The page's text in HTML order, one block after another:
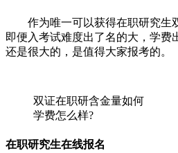
作为唯一可以获得在职研究生双
即便入考试难度出了名的大，学费
还是很大的，是值得大家报考的。
双证在职研含金量如何
学费怎么样?
在职研究生在线报名